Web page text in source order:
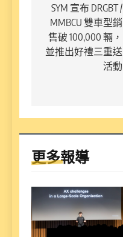
章
導
覽
SYM 宣布 DRGBT /
MMBCU 雙車型銷
售破 100,000 輛，
並推出好禮三重送
活動
更多報導